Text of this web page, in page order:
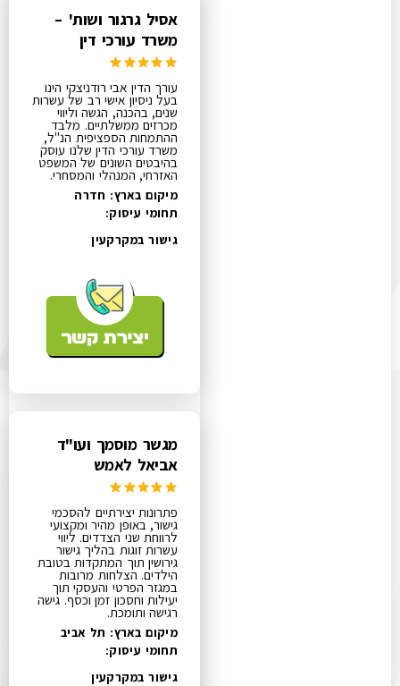
אסיל גרגור ושות' –
משרד עורכי דין
עורך הדין אבי רודניצקי הינו
בעל ניסיון אישי רב של עשרות
שנים, בהכנה, הגשה וליווי
מכרזים ממשלתיים. מלבד
ההתמחות הספציפית הנ"ל,
משרד עורכי הדין שלנו עוסק
בהיבטים השונים של המשפט
האזרחי, המנהלי והמסחרי.
מיקום בארץ: חדרה
תחומי עיסוק:
גישור במקרקעין
מגשר מוסמך ועו"ד
אביאל לאמש
פתרונות יצירתיים להסכמי
גישור, באופן מהיר ומקצועי
לרווחת שני הצדדים​. ליווי
עשרות זוגות בהליך גישור
גירושין תוך המתקדות בטובת
הילדים. הצלחות מרובות
במגזר הפרטי והעסקי תוך
יעילות וחסכון זמן וכסף. גישה
רגישה ותומכת.
מיקום בארץ: תל אביב
תחומי עיסוק:
גישור במקרקעין